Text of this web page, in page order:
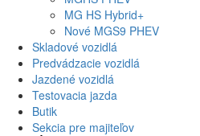
MG HS Hybrid+
Nové MGS9 PHEV
Skladové vozidlá
Predvádzacie vozidlá
Jazdené vozidlá
Testovacia jazda
Butik
Sekcia pre majiteľov